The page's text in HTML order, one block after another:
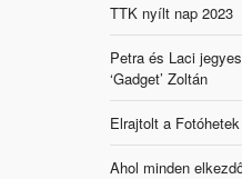
TTK nyílt nap 2023
Petra és Laci
‘Gadget’ Zoltán
Elrajtolt a
Ahol minden